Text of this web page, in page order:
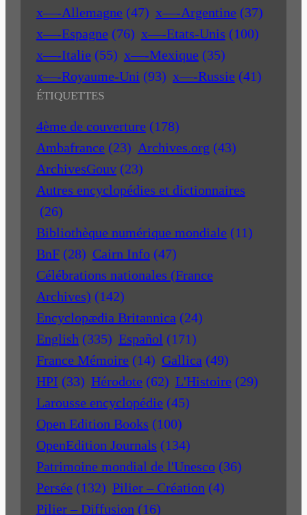
x—-Allemagne (47) x—-Argentine (37)
x—-Espagne (76) x—-Etats-Unis (100)
x—-Italie (55) x—-Mexique (35)
x—-Royaume-Uni (93) x—-Russie (41)
ÉTIQUETTES
4ème de couverture (178)
Ambafrance (23) Archives.org (43)
ArchivesGouv (23)
Autres encyclopédies et dictionnaires
(26)
Bibliothèque numérique mondiale (11)
BnF (28) Cairn Info (47)
Célébrations nationales (France
Archives) (142)
Encyclopædia Britannica (24)
English (335) Español (171)
France Mémoire (14) Gallica (49)
HPI (33) Hérodote (62) L'Histoire (29)
Larousse encyclopédie (45)
Open Edition Books (100)
OpenEdition Journals (134)
Patrimoine mondial de l'Unesco (36)
Persée (132) Pilier – Création (4)
Pilier – Diffusion (16)